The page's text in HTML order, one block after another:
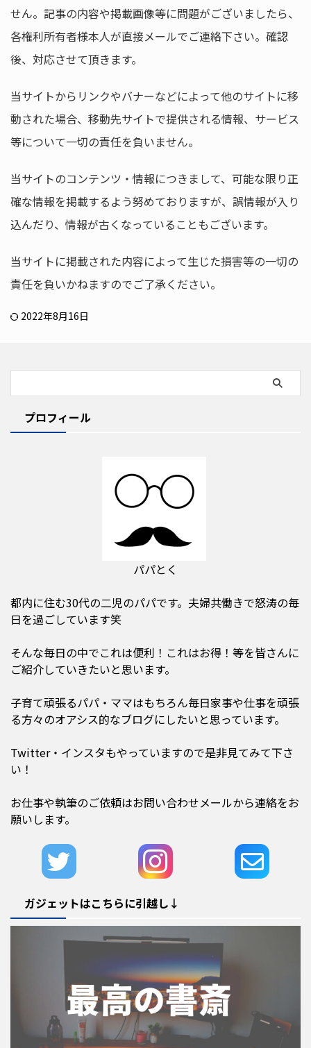
せん。記事の内容や掲載画像等に問題がございましたら、
各権利所有者様本人が直接メールでご連絡下さい。確認
後、対応させて頂きます。
当サイトからリンクやバナーなどによって他のサイトに移
動された場合、移動先サイトで提供される情報、サービス
等について一切の責任を負いません。
当サイトのコンテンツ・情報につきまして、可能な限り正
確な情報を掲載するよう努めておりますが、誤情報が入り
込んだり、情報が古くなっていることもございます。
当サイトに掲載された内容によって生じた損害等の一切の
責任を負いかねますのでご了承ください。
2022年8月16日
プロフィール
パパとく
都内に住む30代の二児のパパです。夫婦共働きで怒涛の毎
日を過ごしています笑
そんな毎日の中でこれは便利！これはお得！等を皆さんに
ご紹介していきたいと思います。
子育て頑張るパパ・ママはもちろん毎日家事や仕事を頑張
る方々のオアシス的なブログにしたいと思っています。
Twitter・インスタもやっていますので是非見てみて下さ
い！
お仕事や執筆のご依頼はお問い合わせメールから連絡をお
願いします。
ガジェットはこちらに引越し↓